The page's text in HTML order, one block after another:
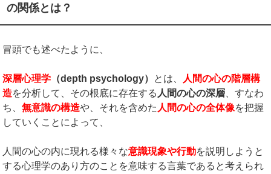
の関係とは？
冒頭でも述べたように、
深層心理学 （depth psychology） とは、
人間の心の階層構
造を分析して、その根底に存在する 人間の心の深層 、すなわ
ち、無意識の構造や、それを含めた 人間の心の全体像を把握
していくことによって、
人間の心の内に現れる様々な意識現象や行動を説明しようと
する心理学のあり方のことを意味する言葉であると考えられ